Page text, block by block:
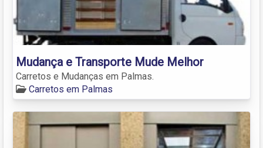
Mudança e Transporte Mude Melhor
Carretos e Mudanças em Palmas.
Carretos em Palmas